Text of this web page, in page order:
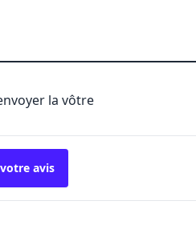
la vôtre
avis